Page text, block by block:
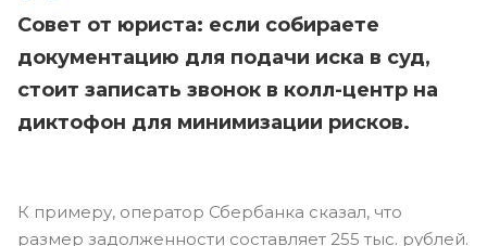
Совет от юриста: если собираете
документацию для подачи иска в суд,
стоит записать звонок в колл-центр на
диктофон для минимизации рисков.
К примеру, оператор Сбербанка сказал, что
размер задолженности составляет 255 тыс. рублей.